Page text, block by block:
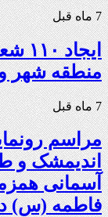
7 ماه قبل
منطقه شهر
7 ماه قبل
مراسم
اندیمشک و
آسمانی
فاطمه (س)